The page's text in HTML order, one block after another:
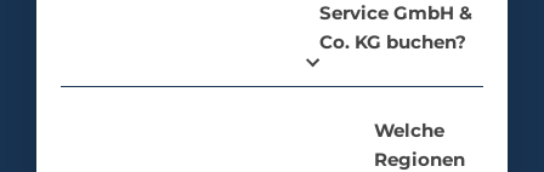
Service GmbH &
Co. KG buchen?
Welche
Regionen